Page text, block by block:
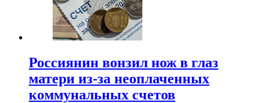
Россиянин вонзил нож в глаз
матери из-за неоплаченных
коммунальных счетов